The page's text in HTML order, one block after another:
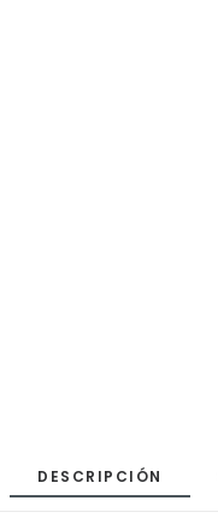
DESCRIPCIÓN